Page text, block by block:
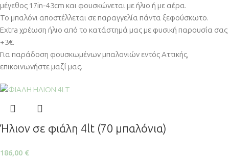
μέγεθος 17in-43cm και φουσκώνεται με ήλιο ή με αέρα.
Το μπαλόνι αποστέλλεται σε παραγγελία πάντα ξεφούσκωτο.
Extra χρέωση ήλιο από το κατάστημά μας με φυσική παρουσία σας
+3€.
Για παράδοση φουσκωμένων μπαλονιών εντός Αττικής,
επικοινωνήστε μαζί μας.
Ήλιον σε φιάλη 4lt (70 μπαλόνια)
186,00 €